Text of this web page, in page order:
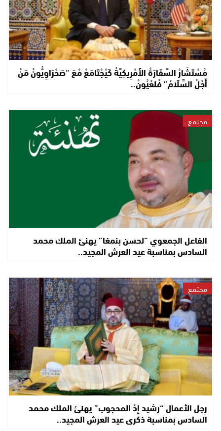
مُسْتَشَارْ السَّفَارَةْ الأَمْرِيكِيَّةْ كَيْجْتَامَعْ مْعَ “صَحْرَاوِيُّونْ مَنْ
أَجْلْ السَّلَامْ” فْلعْيُونْ..
مجتمع
الفاعل الجمعوي “لحسن بنمغا” يهنئ الملك محمد
السادس بمناسبة عيد العرش المجيد..
مجتمع
رجل الأعمال “رشيد إِدْ المحجوب” يهنئ الملك محمد
السادس بمناسبة ذكرى عيد العرش المجيد..